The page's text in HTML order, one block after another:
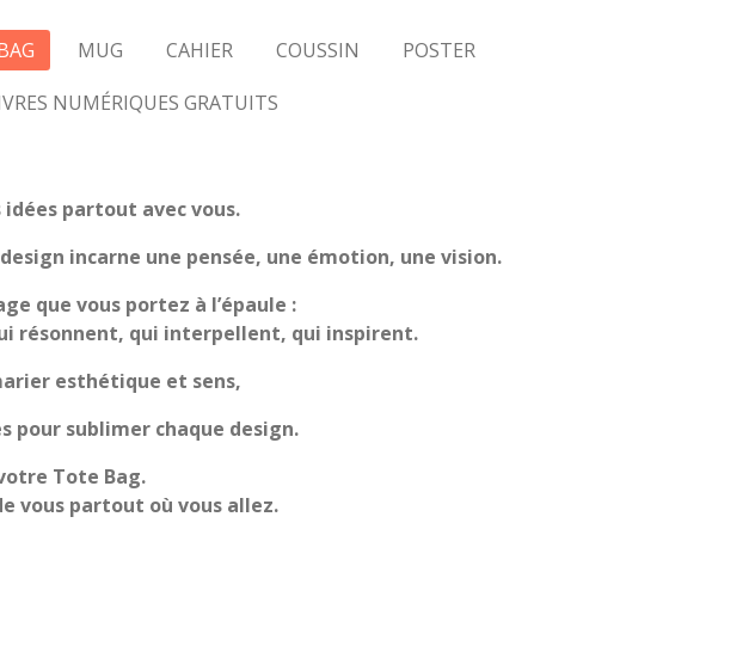
MUG CAHIER COUSSIN
POSTER
NUMÉRIQUES GRATUITS
partout avec vous.
incarne une pensée, une émotion, une vision.
que vous portez à l’épaule :
résonnent, qui interpellent, qui inspirent.
esthétique et sens,
pour sublimer chaque design.
Tote Bag.
vous partout où vous allez.